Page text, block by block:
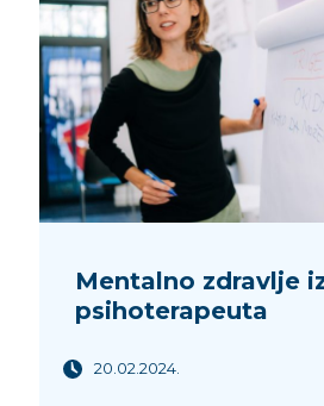
Mentalno zdravlje
psihoterapeuta
20.02.2024.